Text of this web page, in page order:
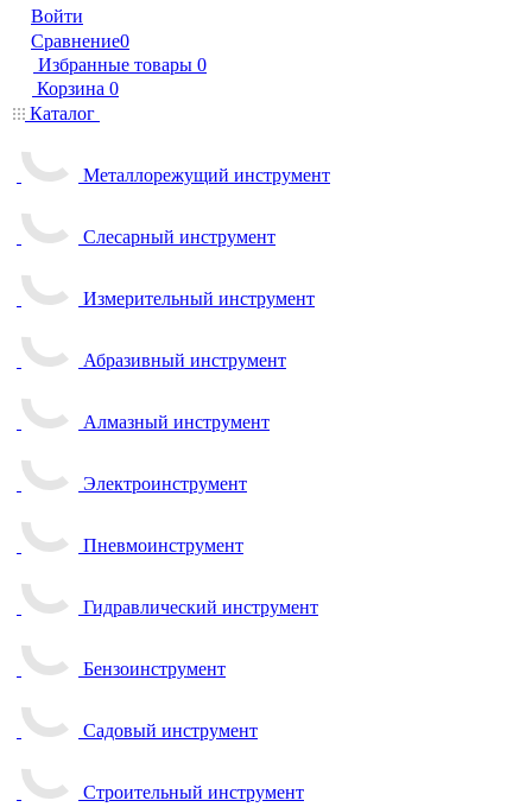
Войти
Сравнение0
Избранные товары 0
Корзина 0
Каталог
Металлорежущий инструмент
Слесарный инструмент
Измерительный инструмент
Абразивный инструмент
Алмазный инструмент
Электроинструмент
Пневмоинструмент
Гидравлический инструмент
Бензоинструмент
Садовый инструмент
Строительный инструмент